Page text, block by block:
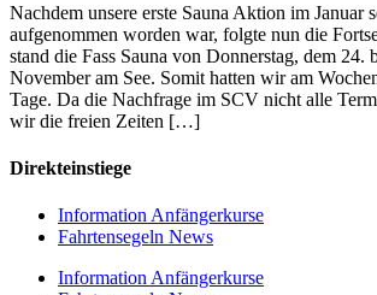
Nachdem unsere erste Sauna Aktion im Januar
aufgenommen worden war, folgte nun die
stand die Fass Sauna von Donnerstag, dem 24.
November am See. Somit hatten wir am
Tage. Da die Nachfrage im SCV nicht alle
wir die freien Zeiten […]
Direkteinstiege
Information Anfängerkurse
Fahrtensegeln News
Information Anfängerkurse